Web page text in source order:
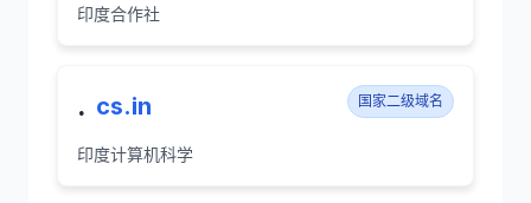
印度合作社
. cs.in 国家二级域名
印度计算机科学